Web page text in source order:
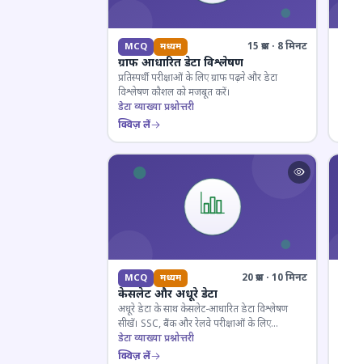
MCQ मध्यम 15 प्रश्न · 8 मिनट
ग्राफ आधारित डेटा विश्लेषण
प्रतिस्पर्धी परीक्षाओं के लिए ग्राफ पढ़ने और डेटा
विश्लेषण कौशल को मजबूत करें।
डेटा व्याख्या प्रश्नोत्तरी
क्विज़ लें
MCQ मध्यम 20 प्रश्न · 10 मिनट
केसलेट और अधूरे डेटा
अधूरे डेटा के साथ केसलेट-आधारित डेटा विश्लेषण
सीखें। SSC, बैंक और रेलवे परीक्षाओं के लिए
महत्वपूर्ण।
डेटा व्याख्या प्रश्नोत्तरी
क्विज़ लें